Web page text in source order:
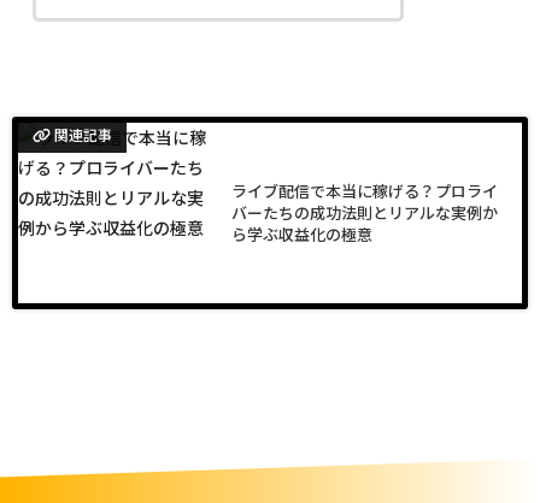
関連記事
ライブ配信で本当に稼げる？プロライ
バーたちの成功法則とリアルな実例か
ら学ぶ収益化の極意